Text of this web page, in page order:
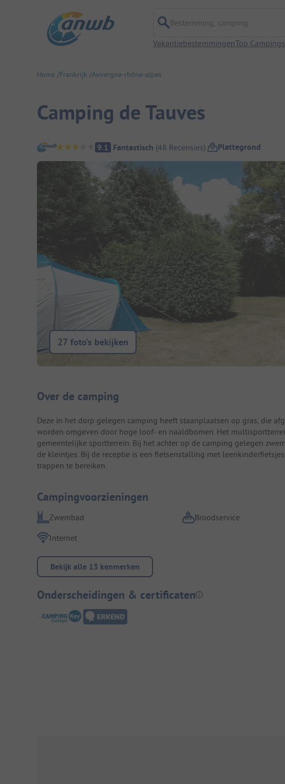
Bestemming, camping
VakantiebestemmingenTop Campings
Home Frankrijk Auvergne-rhône-alpes
Camping de Tauves
Camping overzicht
9.1 Fantastisch (48 Recensies) Plattegrond
27 foto’s bekijken
Camping introductie
Over de camping
Deze in het dorp gelegen camping heeft staanplaatsen op gras, die
worden omgeven door hoge loof- en naaldbomen. Het
gemeentelijke sportterrein. Bij het achter op de camping gelegen
de kleintjes. Bij de receptie is een fietsenstalling met
trappen te bereiken.
Campingvoorzieningen
Zwembad Broodservice
Internet
Bekijk alle 13 kenmerken
Onderscheidingen & certificaten